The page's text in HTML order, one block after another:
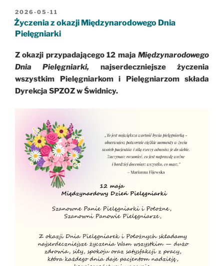
OPUBLIKOWANE
W
2026-05-11
Życzenia z okazji Międzynarodowego Dnia
Pielęgniarki
Z okazji przypadającego 12 maja Międzynarodowego
Dnia Pielęgniarki, najserdeczniejsze życzenia
wszystkim Pielęgniarkom i Pielęgniarzom składa
Dyrekcja SPZOZ w Świdnicy.